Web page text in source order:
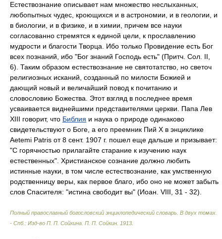
Естествознание описывает нам множество неслыханных,
любопытных чудес, кроющихся и в астрономии, и в геологии, и
в биологии, и в физике, и в химии, причем все науки
согласованно стремятся к единой цели, к прославлению
мудрости и благости Творца. Ибо только Провидение есть Бог
всех познаний, ибо "Бог знаний Господь есть" (Притч. Сол. II,
6). Таким образом естествознание не святотатство, но светоч
религиозных исканий, созданный по милости Божией и
дающий новый и величайший повод к почитанию и
словословию Божества. Этот взгляд в последнее время
усваивается виднейшими представителями церкви. Папа Лев
XIII говорит, что Библия и наука о природе одинаково
свидетельствуют о Боге, а его преемник Пий X в энциклике
Aetemi Patris от 8 сент. 1907 г. пошел еще дальше и призывает:
"С горячностью прилагайте старание к изучению наук
естественных". Христианское сознание должно любить
истинные науки, в том числе естествознание, как умственную
родственницу веры, как первое благо, ибо оно не может забыть
слов Спасителя: "истина свободит вы" (Иоан. VIII, 31 - 32).
Полный православный богословский энциклопедический словарь. В двух томах.
- Спб.: Изд-во П. П. Сойкина П. П. Сойкин 1913